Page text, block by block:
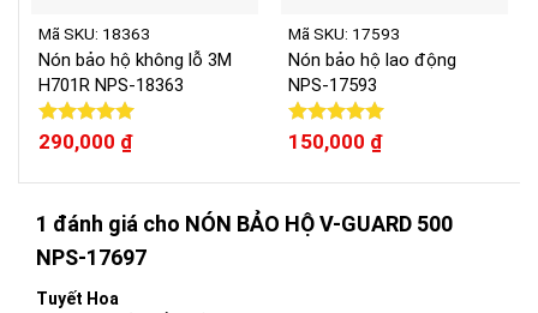
Mã SKU: 18363
Nón bảo hộ không lỗ 3M
H701R NPS-18363
Được xếp
hạng
290,000 ₫
Mã SKU: 17593
Nón bảo hộ lao động
NPS-17593
Được xếp
hạng
150,000 ₫
1 đánh giá cho NÓN BẢO HỘ V-GUARD 500
NPS-17697
Tuyết Hoa